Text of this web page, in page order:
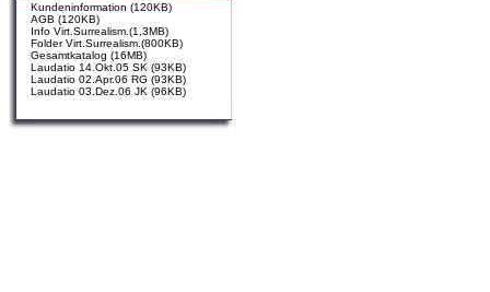
Kundeninformation (120KB)
AGB (120KB)
Info Virt.Surrealism.(1,3MB)
Folder Virt.Surrealism.(800KB)
Gesamtkatalog (16MB)
Laudatio 14.Okt.05 SK (93KB)
Laudatio 02.Apr.06 RG (93KB)
Laudatio 03.Dez.06 JK (96KB)